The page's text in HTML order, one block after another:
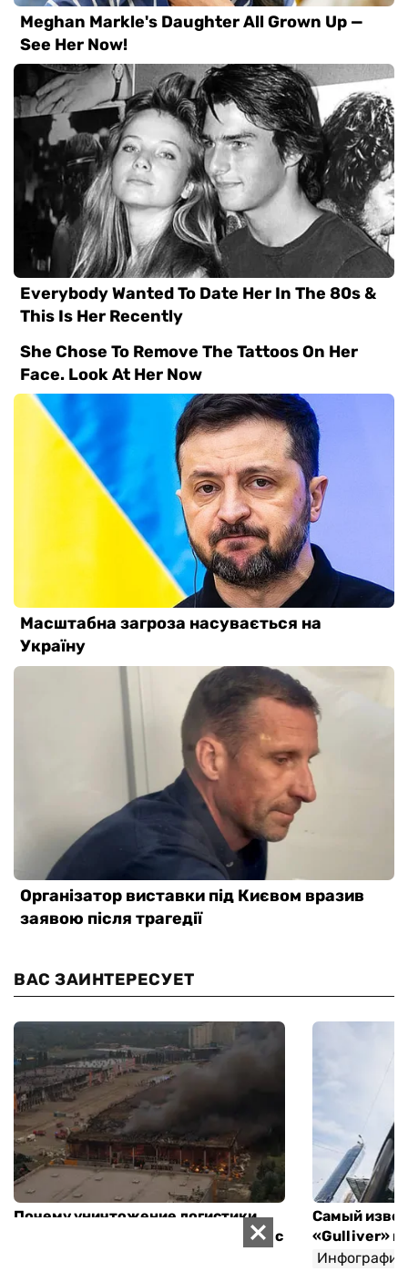
ВАС ЗАИНТЕРЕСУЕТ
Почему уничтожение логистики
меняет цену каждого товара и что с
Самый
«Gulliver»